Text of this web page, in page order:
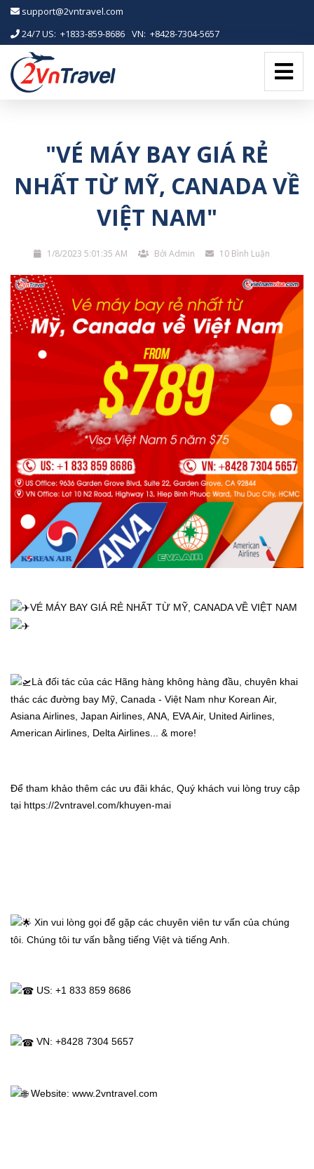
-->
support@2vntravel.com
24/7 US: +1833-859-8686 - VN: +8428-7304-5657
Chủ
Vé
"VÉ MÁY BAY GIÁ RẺ
NHẤT TỪ MỸ, CANADA VỀ
VIỆT NAM"
1/8/2023 5:01:35 AM Bởi Admin 10 Bình Luận
VÉ MÁY BAY GIÁ RẺ NHẤT TỪ MỸ, CANADA VỀ VIỆT NAM
Là đối tác của các Hãng hàng không hàng đầu, chuyên khai
thác các đường bay Mỹ, Canada - Việt Nam như Korean Air,
Asiana Airlines, Japan Airlines, ANA, EVA Air, United Airlines,
American Airlines, Delta Airlines... & more!
Để tham khảo thêm các ưu đãi khác, Quý khách vui lòng truy cập
tại https://2vntravel.com/khuyen-mai
Xin vui lòng gọi để gặp các chuyên viên tư vấn của chúng
tôi. Chúng tôi tư vấn bằng tiếng Việt và tiếng Anh.
US: +1 833 859 8686
VN: +8428 7304 5657
Website: www.2vntravel.com